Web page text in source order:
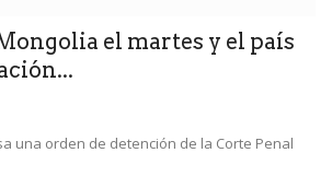
el martes y el país
una orden de detención de la Corte Penal